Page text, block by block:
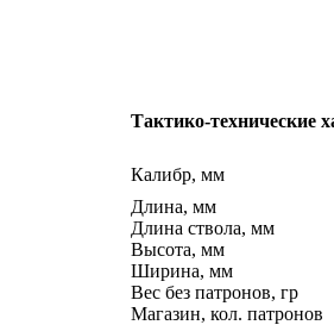
Тактико-технические
Калибр, мм
Длина, мм
Длина ствола, мм
Высота, мм
Ширина, мм
Вес без патронов, гр
Магазин, кол. патронов